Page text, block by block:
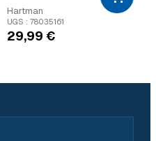
Hartman
UGS : 78035161
29,99 €